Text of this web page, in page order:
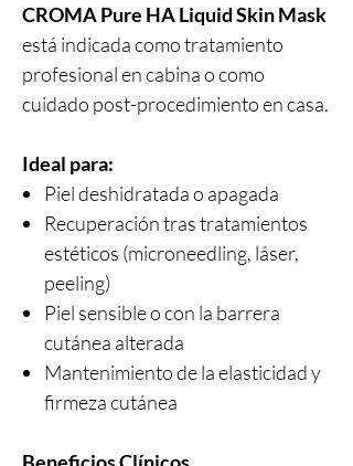
CROMA Pure HA Liquid Skin Mask
está indicada como tratamiento
profesional en cabina o como
cuidado post-procedimiento en casa.
Ideal para:
Piel deshidratada o apagada
Recuperación tras tratamientos
estéticos (microneedling, láser,
peeling)
Piel sensible o con la barrera
cutánea alterada
Mantenimiento de la elasticidad y
firmeza cutánea